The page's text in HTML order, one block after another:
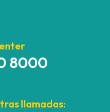
8000
llamadas: